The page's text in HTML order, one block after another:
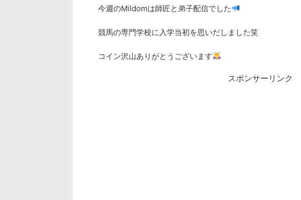
今週のMildomは師匠と弟子配信でした
競馬の専門学校に入学当初を思いだしました笑
コイン沢山ありがとうございます
スポンサーリンク